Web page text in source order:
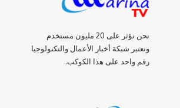
نحن نؤثر على 20 مليون مستخدم
ونعتبر شبكة أخبار الأعمال والتكنولوجيا
رقم واحد على هذا الكوكب.